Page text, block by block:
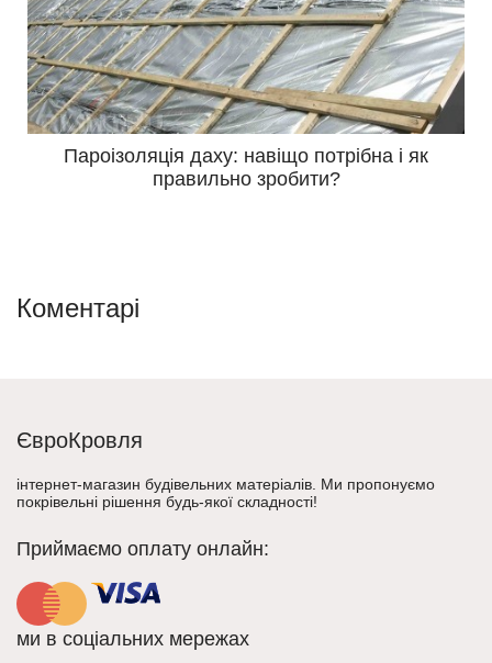
Пароізоляція даху: навіщо потрібна і як
правильно зробити?
Коментарі
ЄвроКровля
інтернет-магазин будівельних матеріалів. Ми пропонуємо
покрівельні рішення будь-якої складності!
Приймаємо оплату онлайн:
ми в соціальних мережах